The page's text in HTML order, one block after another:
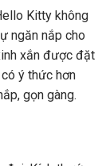
Kitty không
ngăn nắp cho
xắn được đặt
ý thức hơn
gọn gàng.